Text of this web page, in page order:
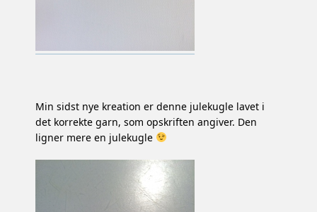
Min sidst nye kreation er denne julekugle lavet i
det korrekte garn, som opskriften angiver. Den
ligner mere en julekugle